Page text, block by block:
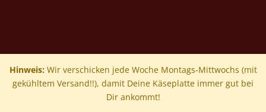
Hinweis: Wir verschicken jede Woche Montags-Mittwochs (mit
gekühltem Versand!!), damit Deine Käseplatte immer gut bei
Dir ankommt!